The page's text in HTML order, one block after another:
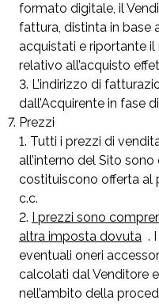
formato digitale, il
fattura, distinta in base
acquistati e riportante il
relativo all’acquisto
L’indirizzo di
dall’Acquirente in fase
Prezzi
Tutti i prezzi di
all’interno del Sito sono
costituiscono offerta al
c.c.
I prezzi sono
altra imposta dovuta .
eventuali oneri
calcolati dal Venditore
nell’ambito della